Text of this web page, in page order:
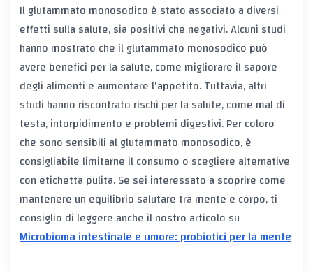
Il glutammato monosodico è stato associato a diversi
effetti sulla salute, sia positivi che negativi. Alcuni studi
hanno mostrato che il glutammato monosodico può
avere benefici per la salute, come migliorare il sapore
degli alimenti e aumentare l'appetito. Tuttavia, altri
studi hanno riscontrato rischi per la salute, come mal di
testa, intorpidimento e problemi digestivi. Per coloro
che sono sensibili al glutammato monosodico, è
consigliabile limitarne il consumo o scegliere alternative
con etichetta pulita. Se sei interessato a scoprire come
mantenere un equilibrio salutare tra mente e corpo, ti
consiglio di leggere anche il nostro articolo su
Microbioma intestinale e umore: probiotici per la mente